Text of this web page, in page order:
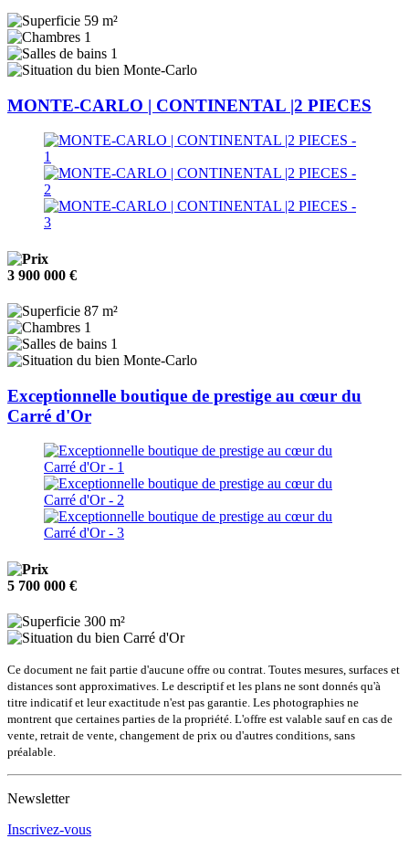
59 m²
1
1
Monte-Carlo
MONTE-CARLO | CONTINENTAL |2 PIECES
3 900 000 €
87 m²
1
1
Monte-Carlo
Exceptionnelle boutique de prestige au cœur du
Carré d'Or
5 700 000 €
300 m²
Carré d'Or
Ce document ne fait partie d'aucune offre ou contrat. Toutes mesures, surfaces et
distances sont approximatives. Le descriptif et les plans ne sont donnés qu'à
titre indicatif et leur exactitude n'est pas garantie. Les photographies ne
montrent que certaines parties de la propriété. L'offre est valable sauf en cas de
vente, retrait de vente, changement de prix ou d'autres conditions, sans
préalable.
Newsletter
Inscrivez-vous